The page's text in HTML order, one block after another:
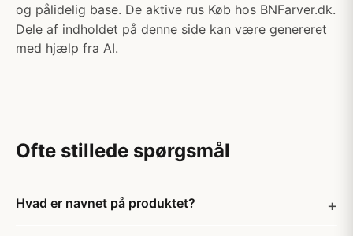
og pålidelig base. De aktive rus Køb hos BNFarver.dk.
Dele af indholdet på denne side kan være genereret
med hjælp fra AI.
Ofte stillede spørgsmål
Hvad er navnet på produktet?